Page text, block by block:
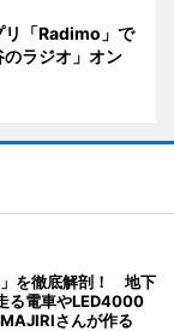
リ「Radimo」で
ラジオ」オン
を徹底解剖！ 地下
る電車やLED4000
さんが作る